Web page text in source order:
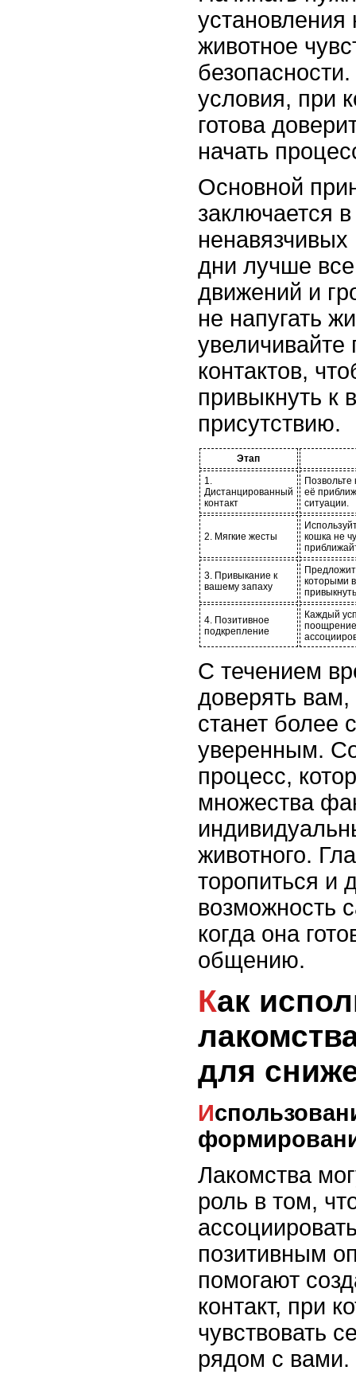
установления
животное
условия, при
готова
начать
Основной
заключается
дни лучше
движений и
не напугать
увеличивайте
контактов,
привыкнуть к
присутствию.
Этап
1.
Дистанцированный
контакт
Позвольте
её
ситуации.
2. Мягкие жесты
кошка не
3. Привыкание к
вашему запаху
которыми
4. Позитивное
подкрепление
Каждый
С течением
доверять
станет более
уверенным.
процесс,
множества
животного.
торопиться и
возможность
когда она
общению.
Как использовать
для
Использование лакомств для
Лакомства
роль в том,
позитивным
помогают
контакт, при
чувствовать
рядом с вами.